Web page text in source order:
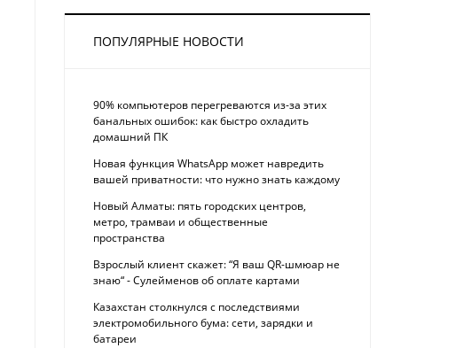
ПОПУЛЯРНЫЕ НОВОСТИ
90% компьютеров перегреваются из-за этих
банальных ошибок: как быстро охладить
домашний ПК
Новая функция WhatsApp может навредить
вашей приватности: что нужно знать каждому
Новый Алматы: пять городских центров,
метро, трамваи и общественные
пространства
Взрослый клиент скажет: “Я ваш QR-шмюар не
знаю“ - Сулейменов об оплате картами
Казахстан столкнулся с последствиями
электромобильного бума: сети, зарядки и
батареи